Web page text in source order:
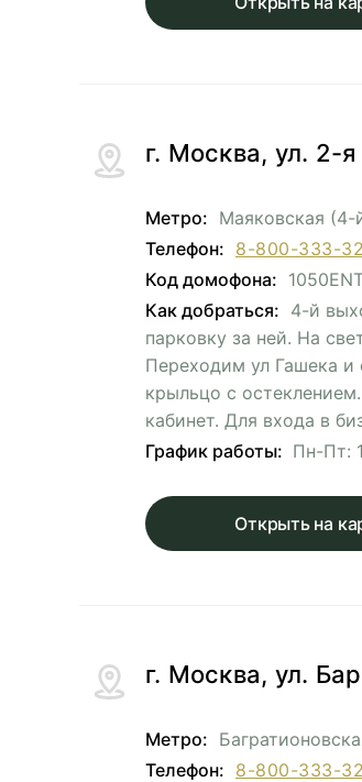
г. Москва, ул. 2-
Метро: Маяковская (4-
Телефон: 8-800-333-
Код домофона:
Как добраться: 4-й
парковку за ней. На
Переходим ул Гашека и
крыльцо с
кабинет. Для входа в
График работы: Пн-Пт:
Открыть на
г. Москва, ул.
Метро:
Телефон: 8-800-333-